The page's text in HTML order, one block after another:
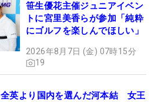
笹生優花主催ジュニアイベン
トに宮里美香らが参加「純粋
にゴルフを楽しんでほしい」
2026年8月7日 (金) 07時15分
19
全英より国内を選んだ河本結 女王